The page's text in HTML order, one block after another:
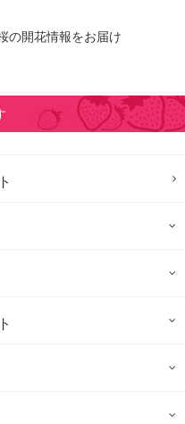
の開花情報をお届け